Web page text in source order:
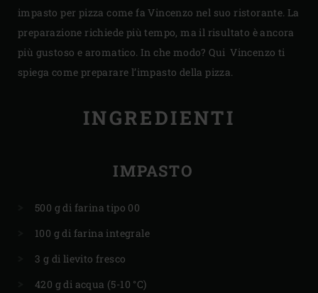
impasto per pizza come fa Vincenzo nel suo ristorante. La
preparazione richiede più tempo, ma il risultato è ancora
più gustoso e aromatico. In che modo? Qui Vincenzo ti
spiega come preparare l’impasto della pizza.
INGREDIENTI
IMPASTO
500 g di farina tipo 00
100 g di farina integrale
3 g di lievito fresco
420 g di acqua (5-10 °C)